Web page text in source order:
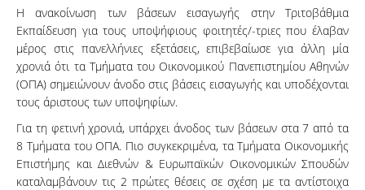
Η ανακοίνωση των βάσεων εισαγωγής στην Τριτοβάθμια
Εκπαίδευση για τους υποψήφιους φοιτητές/-τριες που έλαβαν
μέρος στις πανελλήνιες εξετάσεις, επιβεβαίωσε για άλλη μία
χρονιά ότι τα Τμήματα του Οικονομικού Πανεπιστημίου Αθηνών
(ΟΠΑ) σημειώνουν άνοδο στις βάσεις εισαγωγής και υποδέχονται
τους άριστους των υποψηφίων.
Για τη φετινή χρονιά, υπάρχει άνοδος των βάσεων στα 7 από τα
8 Τμήματα του ΟΠΑ. Πιο συγκεκριμένα, τα Τμήματα Οικονομικής
Επιστήμης και Διεθνών & Ευρωπαϊκών Οικονομικών Σπουδών
καταλαμβάνουν τις 2 πρώτες θέσεις σε σχέση με τα αντίστοιχα